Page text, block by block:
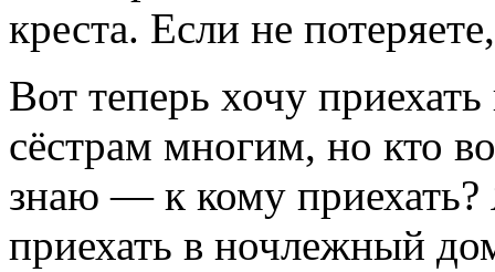
креста. Если не
Вот теперь хочу
сёстрам многим, но кто
знаю — к кому
приехать в ночлежный